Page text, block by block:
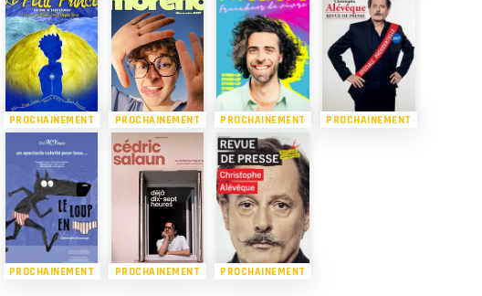
PROCHAINEMENT PROCHAINEMENT PROCHAINEMENT PROCHAINEMENT
PROCHAINEMENT PROCHAINEMENT PROCHAINEMENT